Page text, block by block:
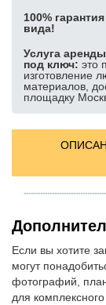
Аренда
Аренда
Лототрон в
Аренда
Изготовление
Буквы,
Объемные кубы
Изготовление
УСЛУГИ
100%
вида!
Услуга
под ключ: это
изготовление
материалов,
площадку
Если вы хотите
могут
фотографий,
для